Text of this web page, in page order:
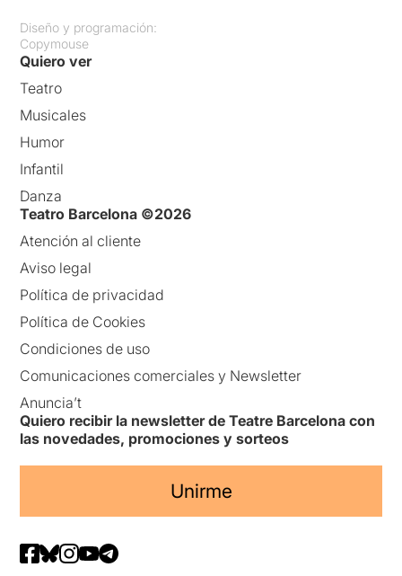
Diseño y programación:
Copymouse
Quiero ver
Teatro
Musicales
Humor
Infantil
Danza
Teatro Barcelona ©2026
Atención al cliente
Aviso legal
Política de privacidad
Política de Cookies
Condiciones de uso
Comunicaciones comerciales y Newsletter
Anuncia’t
Quiero recibir la newsletter de Teatre Barcelona con
las novedades, promociones y sorteos
Unirme